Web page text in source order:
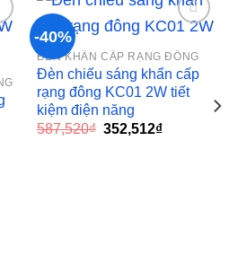
-40%
Add to
wishlist
ĐÈN KHẨN CẤP RẠNG ĐÔNG
Đèn chiếu sáng khẩn cấp
rạng đông KC01 2W tiết
kiệm điện năng
587,520₫ Giá
352,512₫Giá